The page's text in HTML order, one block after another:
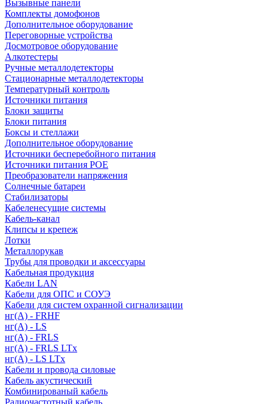
Вызывные панели
Комплекты домофонов
Дополнительное оборудование
Переговорные устройства
Досмотровое оборудование
Алкотестеры
Ручные металлодетекторы
Стационарные металлодетекторы
Температурный контроль
Источники питания
Блоки защиты
Блоки питания
Боксы и стеллажи
Дополнительное оборудование
Источники бесперебойного питания
Источники питания POE
Преобразователи напряжения
Солнечные батареи
Стабилизаторы
Кабеленесущие системы
Кабель-канал
Клипсы и крепеж
Лотки
Металлорукав
Трубы для проводки и аксессуары
Кабельная продукция
Кабели LAN
Кабели для ОПС и СОУЭ
Кабели для систем охранной сигнализации
нг(A) - FRHF
нг(A) - LS
нг(А) - FRLS
нг(А) - FRLS LTx
нг(А) - LS LTx
Кабели и провода силовые
Кабель акустический
Комбинированый кабель
Радиочастотный кабель